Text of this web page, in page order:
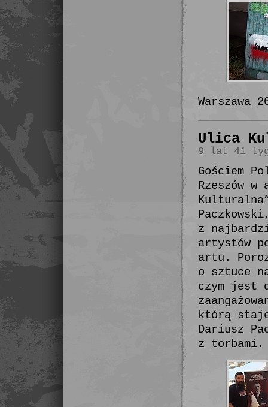
Warszawa
Ulica
9 lat 41
Gościem
Rzeszów
z
artystów
artu.
o sztuce
czym jest
którą
Dariusz
z